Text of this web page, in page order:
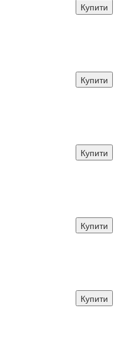
Купити
Купити
Купити
Купити
Купити